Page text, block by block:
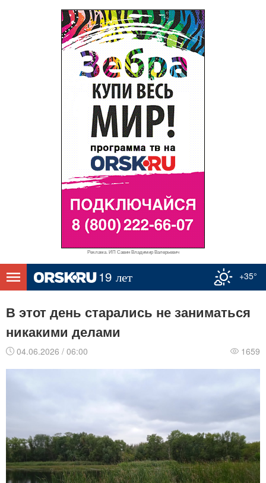
Реклама. ИП Савин Владимир Валерьевич
+35°
В этот день старались не заниматься
никакими делами
04.06.2026 / 06:00 1659